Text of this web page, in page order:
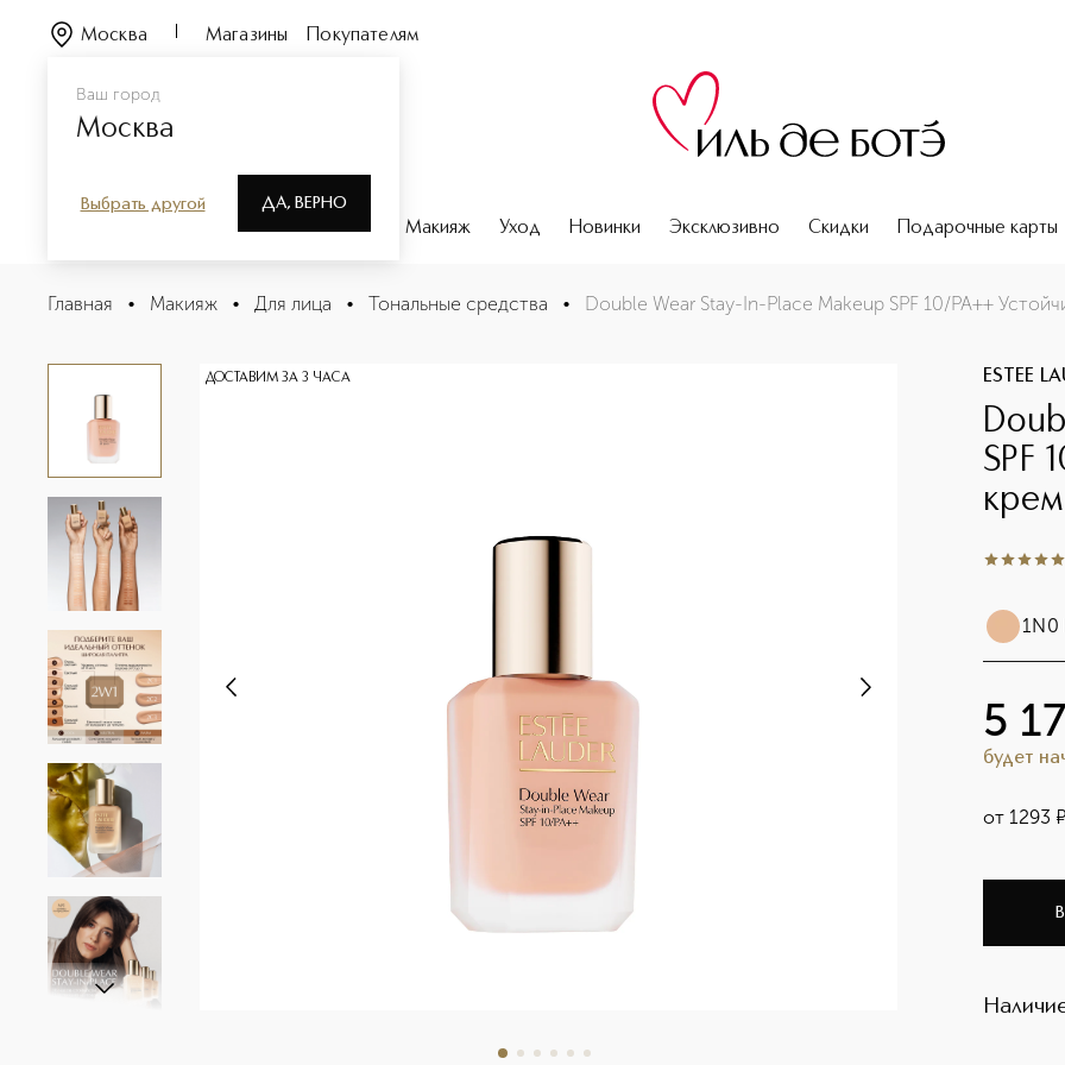
Ваш город
Москва
Выбрать другой ДА, ВЕРНО
Москва Магазины Покупателям
Парфюмерия Макияж Уход Новинки Эксклюзивно Скидки Подарочные карты
Double Wear Stay-In-Place Makeup SPF 10/PA++ Устойчивый тональный крем
Описание
Главная • Макияж • Для лица • Тональные средства • Double Wear Stay-In-Place Makeup SPF 10/PA++
ДОСТАВИМ ЗА 3 ЧАСА ESTEE
SPF
крем
5из 52
1N0
5
будет
от 1293 ¤